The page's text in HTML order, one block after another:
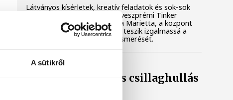
A sütikről
Látványos kísérletek, kreatív feladatok és sok-sok
élmény várja a gyerekeket a veszprémi Tinker
Labsben. Videónkban Balassa Marietta, a központ
vezetője mutatja be, hogyan teszik izgalmassá a
természettudományok megismerését.
Augusztus 12-én
napfogyatkozás és csillaghullás